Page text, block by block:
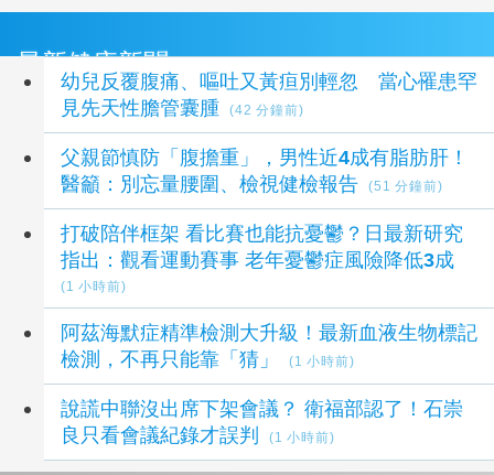
最新健康新聞
幼兒反覆腹痛、嘔吐又黃疸別輕忽 當心罹患罕
見先天性膽管囊腫
(42 分鐘前)
父親節慎防「腹擔重」，男性近4成有脂肪肝！
醫籲：別忘量腰圍、檢視健檢報告
(51 分鐘前)
打破陪伴框架 看比賽也能抗憂鬱？日最新研究
指出：觀看運動賽事 老年憂鬱症風險降低3成
(1 小時前)
阿茲海默症精準檢測大升級！最新血液生物標記
檢測，不再只能靠「猜」
(1 小時前)
說謊中聯沒出席下架會議？ 衛福部認了！石崇
良只看會議紀錄才誤判
(1 小時前)